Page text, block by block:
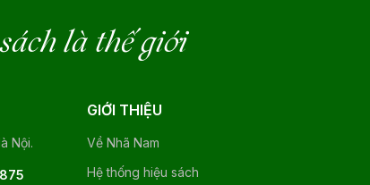
là thế giới
Nội.
GIỚI THIỆU
Về Nhã Nam
Hệ thống hiệu sách